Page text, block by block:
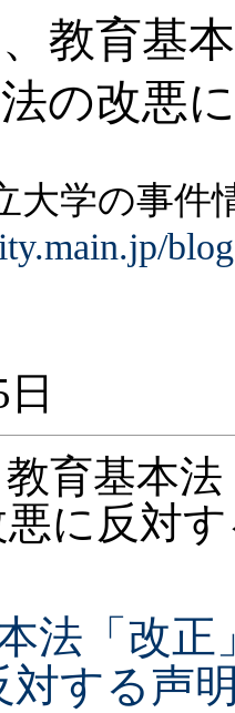
教育基
の改悪
大学の事
育基本
に反対
法「改
対する声